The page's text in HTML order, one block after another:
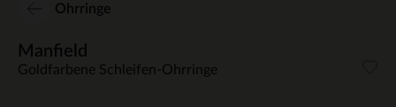
Ohrringe
Manfield
Goldfarbene Schleifen-Ohrringe